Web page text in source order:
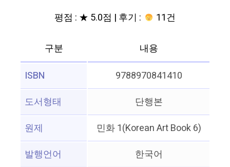
평점 : ★ 5.0점 | 후기 :
11건
구분
내용
ISBN
9788970841410
도서형태
단행본
원제
민화 1(Korean Art Book 6)
발행언어
한국어